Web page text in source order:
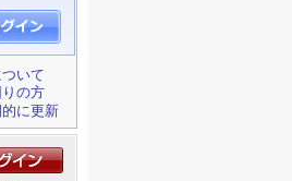
いて
の方
に更新